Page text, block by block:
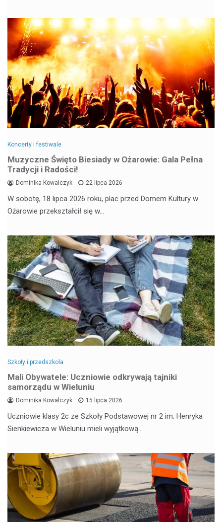
Koncerty i festiwale
Muzyczne Święto Biesiady w Ożarowie: Gala Pełna
Tradycji i Radości!
Dominika Kowalczyk 22 lipca 2026
W sobotę, 18 lipca 2026 roku, plac przed Domem Kultury w
Ożarowie przekształcił się w…
Szkoły i przedszkola
Mali Obywatele: Uczniowie odkrywają tajniki
samorządu w Wieluniu
Dominika Kowalczyk 15 lipca 2026
Uczniowie klasy 2c ze Szkoły Podstawowej nr 2 im. Henryka
Sienkiewicza w Wieluniu mieli wyjątkową…